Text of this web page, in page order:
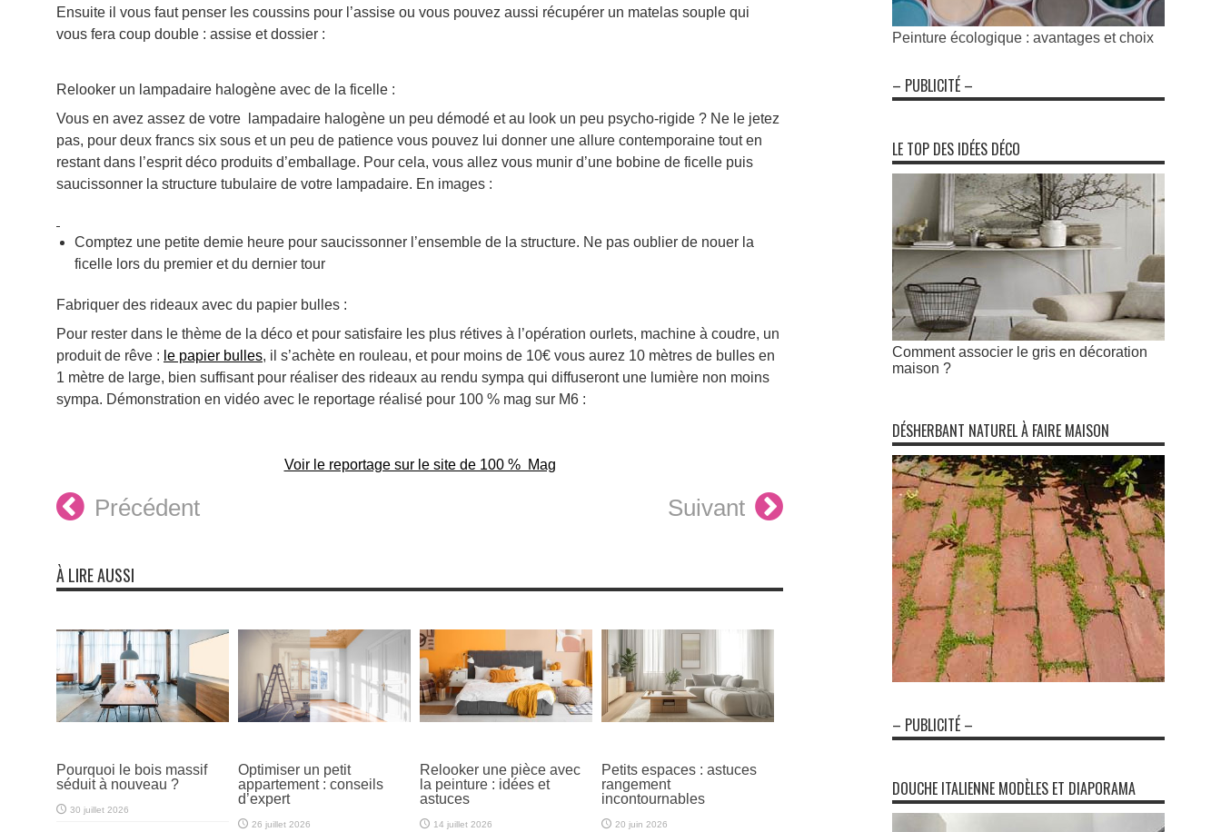
Ensuite il vous faut penser les coussins pour l’assise ou vous pouvez aussi récupérer un matelas souple qui
vous fera coup double : assise et dossier :
Relooker un lampadaire halogène avec de la ficelle :
Vous en avez assez de votre lampadaire halogène un peu démodé et au look un peu psycho-rigide ? Ne le jetez
pas, pour deux francs six sous et un peu de patience vous pouvez lui donner une allure contemporaine tout en
restant dans l’esprit déco produits d’emballage. Pour cela, vous allez vous munir d’une bobine de ficelle puis
saucissonner la structure tubulaire de votre lampadaire. En images :
Comptez une petite demie heure pour saucissonner l’ensemble de la structure. Ne pas oublier de nouer la
ficelle lors du premier et du dernier tour
Fabriquer des rideaux avec du papier bulles :
Pour rester dans le thème de la déco et pour satisfaire les plus rétives à l’opération ourlets, machine à coudre, un
produit de rêve : le papier bulles, il s’achète en rouleau, et pour moins de 10€ vous aurez 10 mètres de bulles en
1 mètre de large, bien suffisant pour réaliser des rideaux au rendu sympa qui diffuseront une lumière non moins
sympa. Démonstration en vidéo avec le reportage réalisé pour 100 % mag sur M6 :
Voir le reportage sur le site de 100 % Mag
Précédent Suivant
À LIRE AUSSI
Pourquoi le bois massif
séduit à nouveau ?
30 juillet 2026
Optimiser un petit
appartement : conseils
d’expert
26 juillet 2026
Relooker une pièce avec
la peinture : idées et
astuces
14 juillet 2026
Petits espaces : astuces
rangement
incontournables
20 juin 2026
Peinture écologique : avantages et choix
– PUBLICITÉ –
LE TOP DES IDÉES DÉCO
Comment associer le gris en décoration
maison ?
DÉSHERBANT NATUREL À FAIRE MAISON
– PUBLICITÉ –
DOUCHE ITALIENNE MODÈLES ET DIAPORAMA